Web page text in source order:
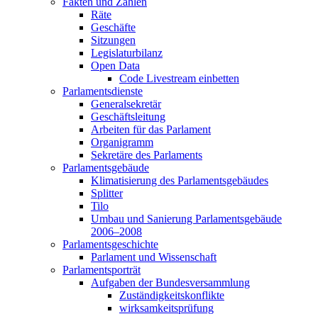
Räte
Geschäfte
Sitzungen
Legislaturbilanz
Open Data
Code Livestream einbetten
Parlamentsdienste
Generalsekretär
Geschäftsleitung
Arbeiten für das Parlament
Organigramm
Sekretäre des Parlaments
Parlamentsgebäude
Klimatisierung des Parlamentsgebäudes
Splitter
Tilo
Umbau und Sanierung Parlamentsgebäude
2006–2008
Parlamentsgeschichte
Parlament und Wissenschaft
Parlamentsporträt
Aufgaben der Bundesversammlung
Zuständigkeitskonflikte
wirksamkeitsprüfung